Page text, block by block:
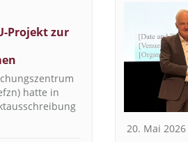
Projekt zur
hatte in
20. Mai 2026